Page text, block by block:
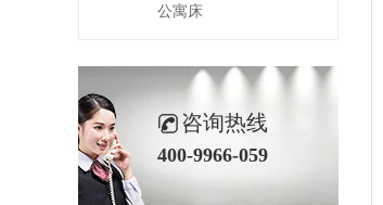
公寓床
咨询热线
400-9966-059